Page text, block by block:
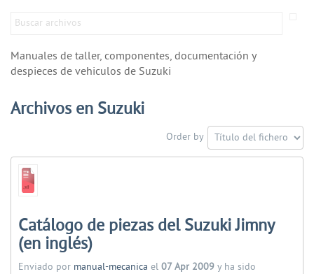
Manuales de taller, componentes, documentación y
despieces de vehiculos de Suzuki
Archivos en Suzuki
Order by
Catálogo de piezas del Suzuki Jimny
(en inglés)
Enviado por manual-mecanica el 07 Apr 2009 y ha sido